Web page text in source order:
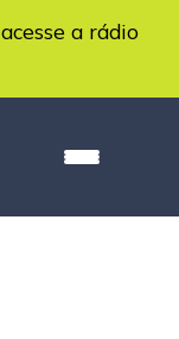
a rádio